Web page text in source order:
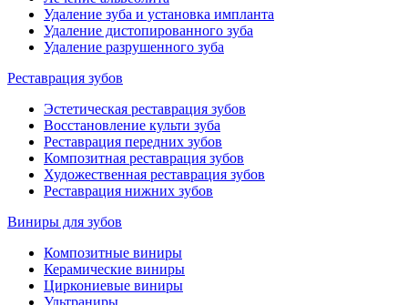
Удаление зуба и установка импланта
Удаление дистопированного зуба
Удаление разрушенного зуба
Реставрация зубов
Эстетическая реставрация зубов
Восстановление культи зуба
Реставрация передних зубов
Композитная реставрация зубов
Художественная реставрация зубов
Реставрация нижних зубов
Виниры для зубов
Композитные виниры
Керамические виниры
Циркониевые виниры
Ультраниры